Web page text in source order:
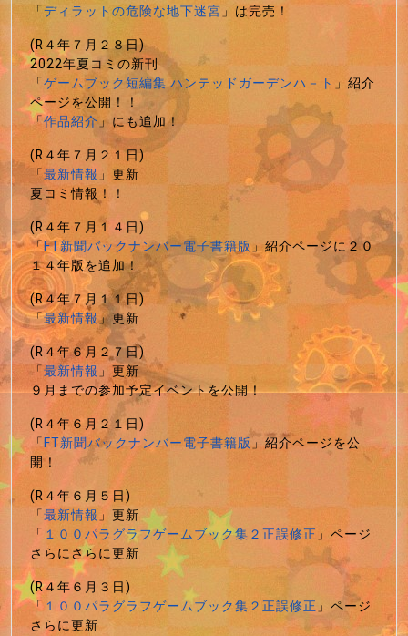
「ディラットの危険な地下迷宮」は完売！
(R４年７月２８日)
2022年夏コミの新刊
「ゲームブック短編集 ハンテッドガーデンハ－ト 」紹介
ページを公開！！
「作品紹介」にも追加！
(R４年７月２１日)
「最新情報」更新
夏コミ情報！！
(R４年７月１４日)
「FT新聞バックナンバー電子書籍版」紹介ページに２０
１４年版を追加！
(R４年７月１１日)
「最新情報」更新
(R４年６月２７日)
「最新情報」更新
９月までの参加予定イベントを公開！
(R４年６月２１日)
「FT新聞バックナンバー電子書籍版」紹介ページを公
開！
(R４年６月５日)
「最新情報」更新
「 １００パラグラフゲームブック集２正誤修正」ページ
さらにさらに更新
(R４年６月３日)
「１００パラグラフゲームブック集２正誤修正」ページ
さらに更新